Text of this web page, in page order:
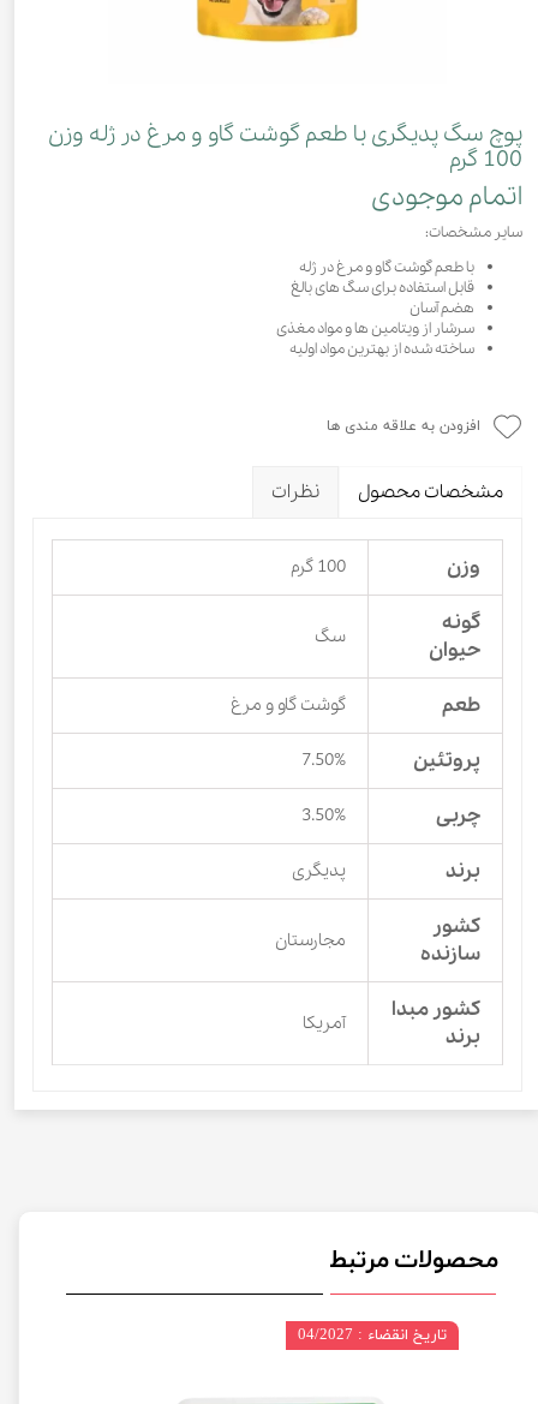
پوچ سگ پدیگری با طعم گوشت گاو و مرغ در ژله وزن
100 گرم
اتمام موجودی
سایر مشخصات:
با طعم گوشت گاو و مرغ در ژله
قابل استفاده برای سگ های بالغ
هضم آسان
سرشار از ویتامین ها و مواد مغذی
ساخته شده از بهترین مواد اولیه
افزودن به علاقه مندی ها
مشخصات محصول نظرات
وزن 100 گرم
گونه
حیوان
سگ
طعم گوشت گاو و مرغ
پروتئین 7.50%
چربی 3.50%
برند پدیگری
کشور
سازنده
مجارستان
کشور مبدا
برند
آمریکا
محصولات مرتبط
تاریخ انقضاء : 04/2027